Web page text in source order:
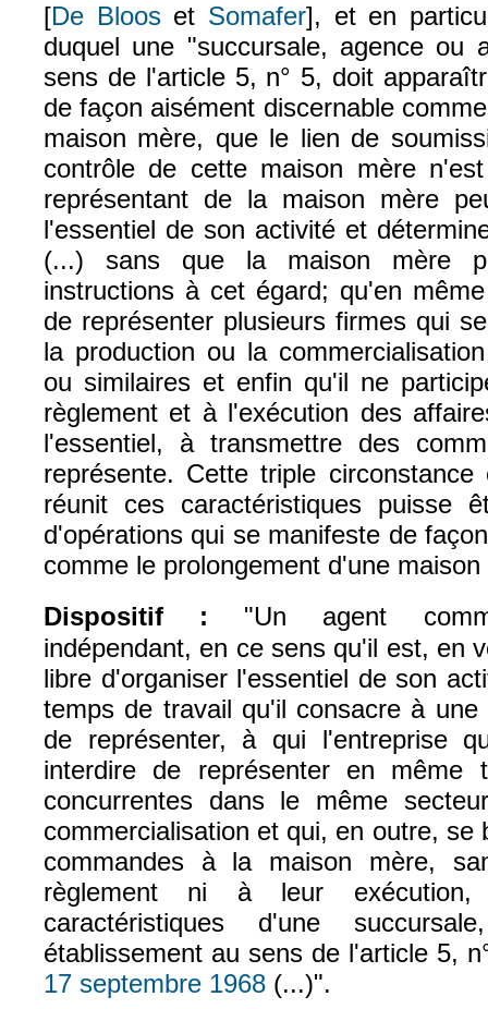
[De Blooset Somafer], et en
duquel une "succursale, agence ou
sens de l'article 5, n° 5, doit
de façon aisément discernable
maison mère, que le lien de
contrôle de cette maison mère
représentant de la maison mère
l'essentiel de son activité et
(...) sans que la maison mère
instructions à cet égard; qu'en
de représenter plusieurs firmes qui
la production ou la
ou similaires et enfin qu'il ne
règlement et à l'exécution des
l'essentiel, à transmettre des
représente. Cette triple
réunit ces caractéristiques puisse
d'opérations qui se manifeste de
comme le prolongement d'une
Dispositif :
"Un agent
indépendant, en ce sens qu'il est, en
libre d'organiser l'essentiel de son
temps de travail qu'il consacre à
de représenter, à qui l'entreprise
interdire de représenter en même
concurrentes dans le même
commercialisation et qui, en outre, se
commandes à la maison mère,
règlement ni à leur
caractéristiques d'une
établissement au sens de l'article 5,
17 septembre 1968 (le lien est externe)
(...)".